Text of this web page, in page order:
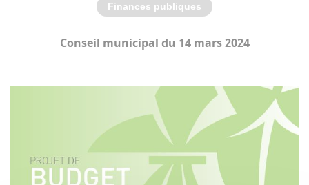
Finances publiques
Conseil municipal du 14 mars 2024